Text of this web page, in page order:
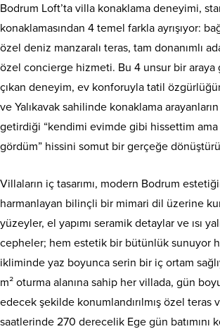
Bodrum Loft’ta villa konaklama deneyimi,
konaklamasından 4 temel farkla ayrışıyor:
özel deniz manzaralı teras, tam donanımlı
özel concierge hizmeti. Bu 4 unsur bir
çıkan deneyim, ev konforuyla tatil
ve Yalıkavak sahilinde konaklama arayanların
getirdiği “kendimi evimde gibi hissettim
gördüm” hissini somut bir gerçeğe
Villaların iç tasarımı, modern Bodrum
harmanlayan bilinçli bir mimari dil üzerine
yüzeyler, el yapımı seramik detaylar ve ısı
cepheler; hem estetik bir bütünlük sunuyor
ikliminde yaz boyunca serin bir iç ortam
m² oturma alanına sahip her villada, gün
edecek şekilde konumlandırılmış özel teras
saatlerinde 270 derecelik Ege gün batımını